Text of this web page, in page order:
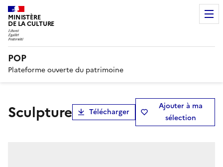
MINISTÈRE
DE LA CULTURE
POP
Plateforme ouverte du patrimoine
sculpture Télécharger
Ajouter à ma
sélection